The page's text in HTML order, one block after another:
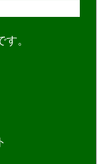
。